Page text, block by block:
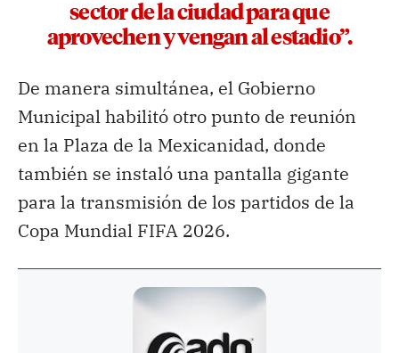
sector de la ciudad para que
aprovechen y vengan al estadio”.
De manera simultánea, el Gobierno
Municipal habilitó otro punto de reunión
en la Plaza de la Mexicanidad, donde
también se instaló una pantalla gigante
para la transmisión de los partidos de la
Copa Mundial FIFA 2026.